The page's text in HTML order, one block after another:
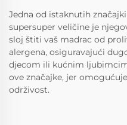
Jedna od istaknutih
supersuper veličine je
sloj štiti vaš madrac od
alergena, osiguravajući
djecom ili kućnim
ove značajke, jer
održivost.